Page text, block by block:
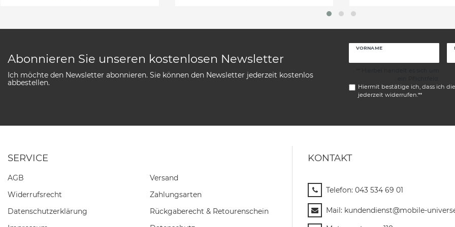
Abonnieren Sie unseren kostenlosen Newsletter
Ich möchte den Newsletter abonnieren. Sie können den Newsletter jederzeit kostenlos
abbestellen.
VORNAME
Hiermit bestätige ich, dass ich die
jederzeit widerrufen.**
SERVICE
AGB
Widerrufs­recht
Daten­schutz­erklärung
Versand
Zahlungsarten
Rückgaberecht & Retourenschein
KONTAKT
Telefon: 043 534 69 01
Mail: kundendienst@mobile-